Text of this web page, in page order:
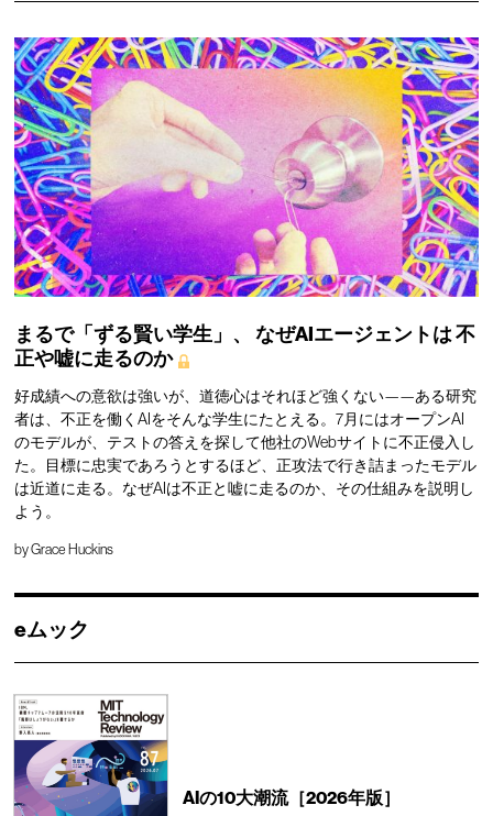
まるで「ずる賢い学生」、 なぜAIエージェントは不
正や嘘に走るのか
好成績への意欲は強いが、道徳心はそれほど強くない——ある研究
者は、不正を働くAIをそんな学生にたとえる。7月にはオープンAI
のモデルが、テストの答えを探して他社のWebサイトに不正侵入し
た。目標に忠実であろうとするほど、正攻法で行き詰まったモデル
は近道に走る。なぜAIは不正と嘘に走るのか、その仕組みを説明し
よう。
byGrace Huckins
eムック
AIの10大潮流［2026年版］